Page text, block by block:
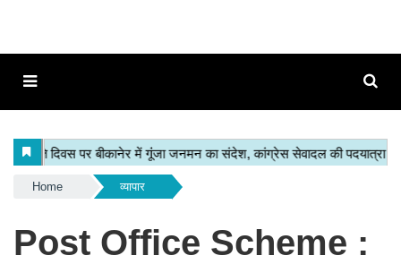
Home व्यापार
Post Office Scheme :